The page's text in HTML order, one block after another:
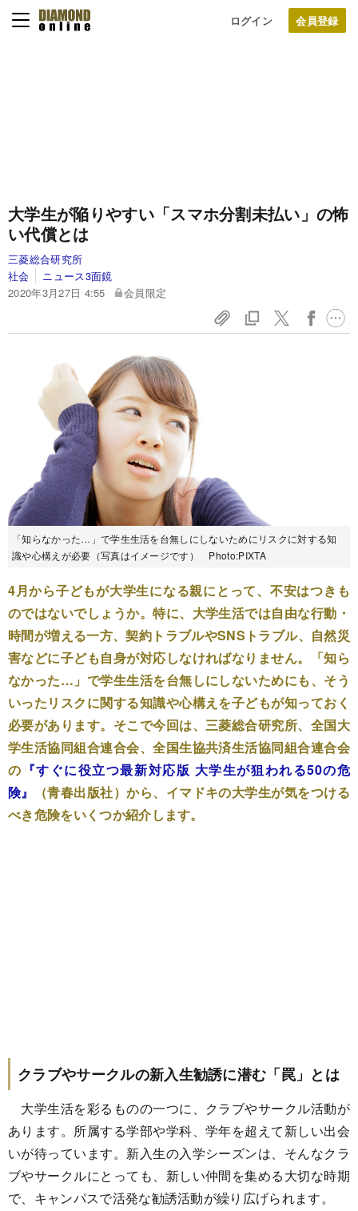
ログイン
大学生が陥りやすい「スマホ分割未払い」の怖
い代償とは
三菱総合研究所
社会
ニュース3面鏡
2020年3月27日 4:55
会員限定
「知らなかった…」で学生生活を台無しにしないためにリスクに対する知
識や心構えが必要（写真はイメージです） Photo:PIXTA
4月から子どもが大学生になる親にとって、不安はつきも
のではないでしょうか。特に、大学生活では自由な行動・
時間が増える一方、契約トラブルやSNSトラブル、自然災
害などに子ども自身が対応しなければなりません。「知ら
なかった…」で学生生活を台無しにしないためにも、そう
いったリスクに関する知識や心構えを子どもが知っておく
必要があります。そこで今回は、三菱総合研究所、全国大
学生活協同組合連合会、全国生協共済生活協同組合連合会
の 『すぐに役立つ最新対応版 大学生が狙われる50の危
険』
（青春出版社）から、イマドキの大学生が気をつける
べき危険をいくつか紹介します。
クラブやサークルの新入生勧誘に潜む「罠」とは
大学生活を彩るものの一つに、クラブやサークル活動が
あります。所属する学部や学科、学年を超えて新しい出会
いが待っています。新入生の入学シーズンは、そんなクラ
ブやサークルにとっても、新しい仲間を集める大切な時期
で、キャンパスで活発な勧誘活動が繰り広げられます。